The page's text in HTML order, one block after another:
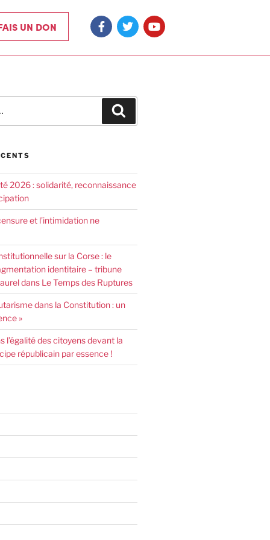
UN DON
2026 : solidarité, reconnaissance
et l’intimidation ne
sur la Corse : le
identitaire – tribune
dans Le Temps des Ruptures
dans la Constitution : un
»
l’égalité des citoyens devant la
républicain par essence !